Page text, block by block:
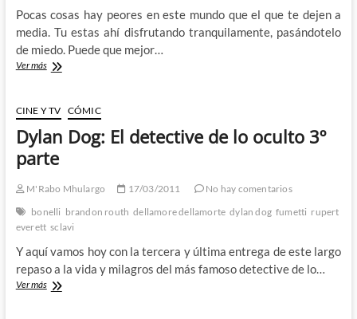
Pollón
Pocas cosas hay peores en este mundo que el que te dejen a
media. Tu estas ahí disfrutando tranquilamente, pasándotelo
de miedo. Puede que mejor…
Ver másTelevisionus
CINE Y TV CÓMIC
Dylan Dog: El detective de lo oculto 3º
parte
M'Rabo Mhulargo 17/03/2011
No hay comentarios
bonelli brandon routh dellamore dellamorte dylan dog fumetti rupert
everett sclavi
Y aquí vamos hoy con la tercera y última entrega de este largo
repaso a la vida y milagros del más famoso detective de lo…
Ver másDylan